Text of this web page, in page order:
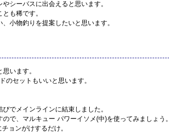
シーバスに出会えると思います。
も稀です。
小物釣りを提案したいと思います。
います。
のセットもいいと思います。
でメインラインに結束しました。
で、マルキュー パワーイソメ(中)を使ってみましょう。
ョンがけするだけ。